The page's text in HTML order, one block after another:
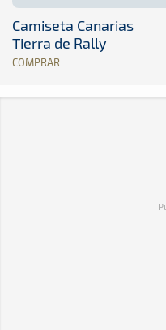
Camiseta Canarias
Tierra de Rally
COMPRAR